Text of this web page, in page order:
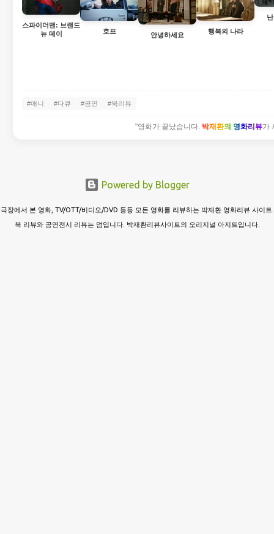
스파이더맨: 브랜드
뉴 데이
호프
안녕하세요
행복의 나라
#애니 #다큐 #공연 #북리뷰
"영화가 끝났습니다. 박재환의 영화리뷰가
Powered by Blogger
극장에서 본 영화, TV/OTT/비디오/DVD 등등 모든 영화를 리뷰하는 박재환 영화리뷰 사이트.
북 리뷰와 공연전시 리뷰는 덤입니다. 박재환리뷰사이트의 오리지널 아지트입니다.